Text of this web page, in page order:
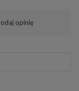
opinię
płatności